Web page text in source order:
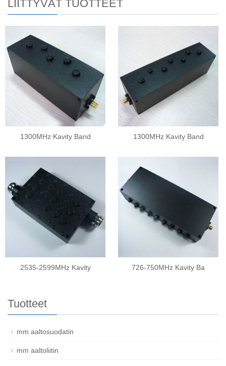
LIITTYVÄT TUOTTEET
1300MHz Kavity Band 1300MHz Kavity Band
2535-2599MHz Kavity 726-750MHz Kavity Ba
Tuotteet
mm aaltosuodatin
mm aaltoliitin